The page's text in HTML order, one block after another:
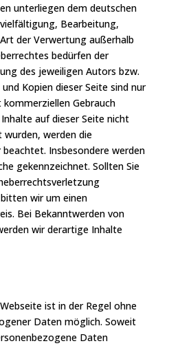
unterliegen dem deutschen
Bearbeitung,
der Verwertung außerhalb
bedürfen der
des jeweiligen Autors bzw.
Kopien dieser Seite sind nur
Gebrauch
auf dieser Seite nicht
werden die
Insbesondere werden
gekennzeichnet. Sollten Sie
wir um einen
Bei Bekanntwerden von
wir derartige Inhalte
ist in der Regel ohne
Daten möglich. Soweit
Daten